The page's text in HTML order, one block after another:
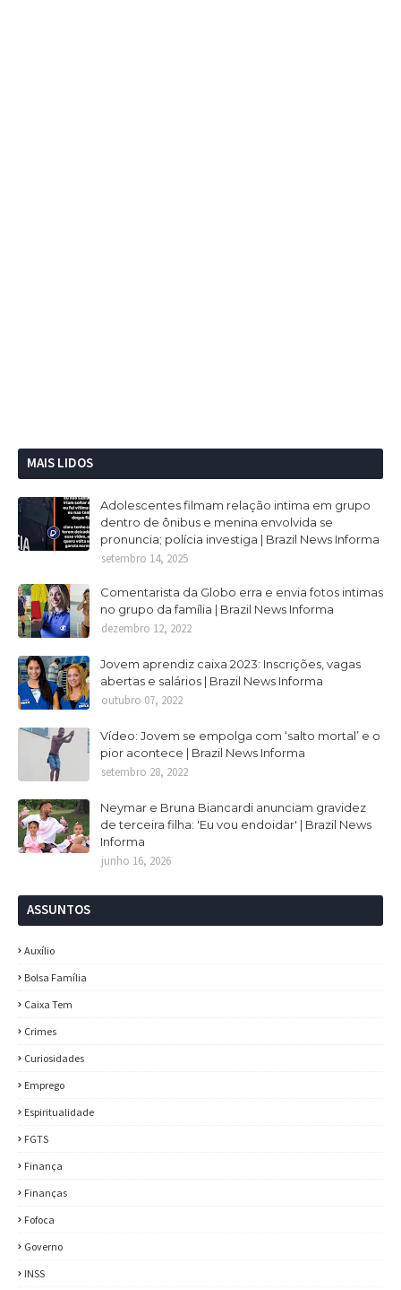
MAIS LIDOS
Adolescentes filmam relação intima em grupo
dentro de ônibus e menina envolvida se
pronuncia; polícia investiga | Brazil News Informa
setembro 14, 2025
Comentarista da Globo erra e envia fotos intimas
no grupo da família | Brazil News Informa
dezembro 12, 2022
Jovem aprendiz caixa 2023: Inscrições, vagas
abertas e salários | Brazil News Informa
outubro 07, 2022
Vídeo: Jovem se empolga com ‘salto mortal’ e o
pior acontece | Brazil News Informa
setembro 28, 2022
Neymar e Bruna Biancardi anunciam gravidez
de terceira filha: 'Eu vou endoidar' | Brazil News
Informa
junho 16, 2026
ASSUNTOS
Auxílio
Bolsa Família
Caixa Tem
Crimes
Curiosidades
Emprego
Espiritualidade
FGTS
Finança
Finanças
Fofoca
Governo
INSS